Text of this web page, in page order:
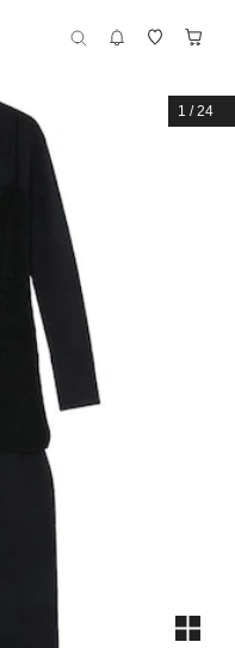
1 /24